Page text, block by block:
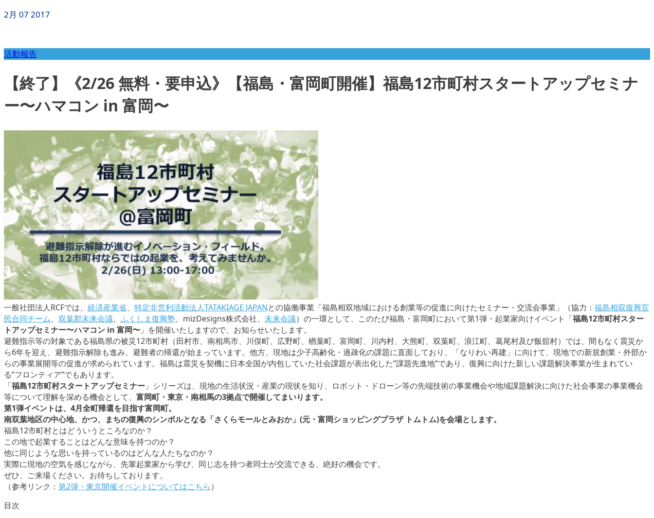
2月 07 2017
活動報告
【終了】《2/26 無料・要申込》【福島・富岡町開催】福島12市町村スタートアップセミナ
ー〜ハマコン in 富岡〜
一般社団法人RCFでは、 経済産業省、 特定非営利活動法人TATAKIAGE JAPANとの協働事業「福島相双地域における創業等の促進に向けたセミナー・交流会事業」（協力： 福島相双復興官
民合同チーム、 双葉郡未来会議、 ふくしま復興塾、mizDesigns株式会社、 未来会議）の一環として、このたび福島・富岡町において第1弾・起業家向けイベント「福島12市町村スター
トアップセミナー〜ハマコン in 富岡〜 」を開催いたしますので、お知らせいたします。
避難指示等の対象である福島県の被災12市町村（田村市、南相馬市、川俣町、広野町、楢葉町、富岡町、川内村、大熊町、双葉町、浪江町、葛尾村及び飯舘村）では、間もなく震災か
ら6年を迎え、避難指示解除も進み、避難者の帰還が始まっています。他方、現地は少子高齢化・過疎化の課題に直面しており、「なりわい再建」に向けて、現地での新規創業・外部か
らの事業展開等の促進が求められています。福島は震災を契機に日本全国が内包していた社会課題が表出化した”課題先進地”であり、復興に向けた新しい課題解決事業が生まれてい
る”フロンティア”でもあります。
「福島12市町村スタートアップセミナー 」シリーズは、現地の生活状況・産業の現状を知り、ロボット・ドローン等の先端技術の事業機会や地域課題解決に向けた社会事業の事業機会
等について理解を深める機会として、 富岡町・東京・南相馬の3拠点で開催してまいります。
第1弾イベントは、4月全町帰還を目指す富岡町。
南双葉地区の中心地、かつ、まちの復興のシンボルとなる「さくらモールとみおか」(元・富岡ショッピングプラザ トムトム)を会場とします。
福島12市町村とはどういうところなのか？
この地で起業することはどんな意味を持つのか？
他に同じような思いを持っているのはどんな人たちなのか？
実際に現地の空気を感じながら、先輩起業家から学び、同じ志を持つ者同士が交流できる、絶好の機会です。
ぜひ、ご来場ください。お待ちしております。
（参考リンク： 第2弾・東京開催イベントについてはこちら）
目次